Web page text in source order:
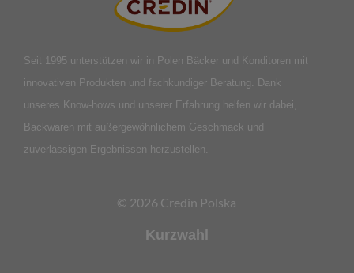
Seit 1995 unterstützen wir in Polen Bäcker und Konditoren mit
innovativen Produkten und fachkundiger Beratung. Dank
unseres Know-hows und unserer Erfahrung helfen wir dabei,
Backwaren mit außergewöhnlichem Geschmack und
zuverlässigen Ergebnissen herzustellen.
© 2026 Credin Polska
Kurzwahl